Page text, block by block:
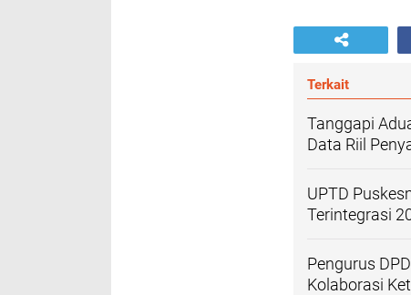
Terkait
Tanggapi
Data Riil
UPTD
Terintegrasi
Pengurus
Kolaborasi